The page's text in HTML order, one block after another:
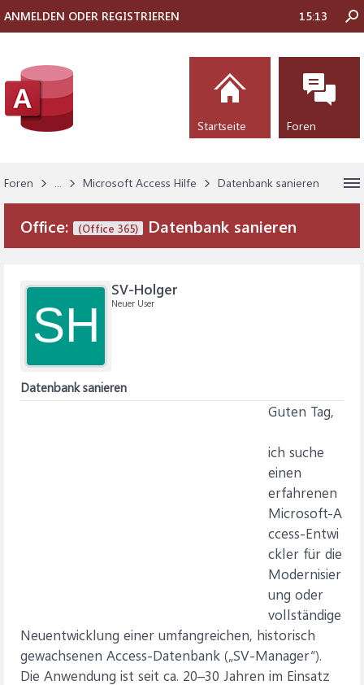
Foren ... Microsoft Access Hilfe Datenbank sanieren
Office: (Office 365) Datenbank sanieren
SH
SV-Holger
Neuer User
Datenbank sanieren
Guten Tag,
ich suche
einen
erfahrenen
Microsoft‑A
ccess‑Entwi
ckler für die
Modernisier
ung oder
vollständige
Neuentwicklung einer umfangreichen, historisch
gewachsenen Access‑Datenbank („SV‑Manager“).
Die Anwendung ist seit ca. 20–30 Jahren im Einsatz
ANMELDEN ODER REGISTRIEREN 15:13
Startseite Foren